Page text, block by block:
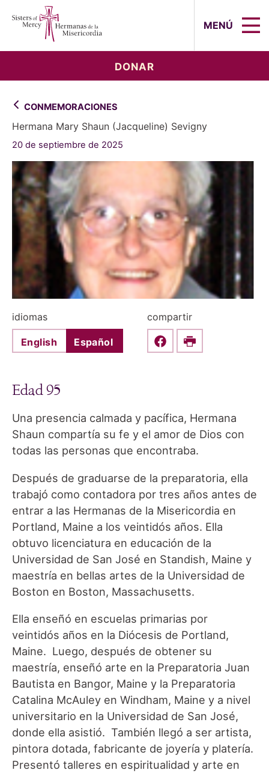
MENÚ
DONAR
CONMEMORACIONES
Hermana Mary Shaun (Jacqueline) Sevigny
20 de septiembre de 2025
idiomas
English Español
compartir
Share this on Facebook
Print
Edad 95
Una presencia calmada y pacífica, Hermana
Shaun compartía su fe y el amor de Dios con
todas las personas que encontraba.
Después de graduarse de la preparatoria, ella
trabajó como contadora por tres años antes de
entrar a las Hermanas de la Misericordia en
Portland, Maine a los veintidós años. Ella
obtuvo licenciatura en educación de la
Universidad de San José en Standish, Maine y
maestría en bellas artes de la Universidad de
Boston en Boston, Massachusetts.
Ella enseñó en escuelas primarias por
veintidós años en la Diócesis de Portland,
Maine. Luego, después de obtener su
maestría, enseñó arte en la Preparatoria Juan
Bautista en Bangor, Maine y la Preparatoria
Catalina McAuley en Windham, Maine y a nivel
universitario en la Universidad de San José,
donde ella asistió. También llegó a ser artista,
pintora dotada, fabricante de joyería y platería.
Presentó talleres en espiritualidad y arte en